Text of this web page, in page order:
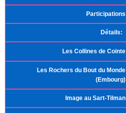
Participations
Détails:
Les Collines de Cointe
Les Rochers du Bout du Monde
(Embourg)
Image au Sart-Tilman